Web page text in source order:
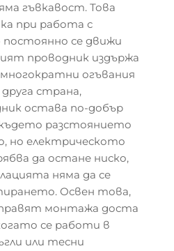
гъвкавост. Това
при работа с
се движи
проводник издържа
огъвания
страна,
остава по-добър
разстоянието
но електрическото
да остане ниско,
няма да се
Освен това,
монтажа доста
се работи в
или тесни